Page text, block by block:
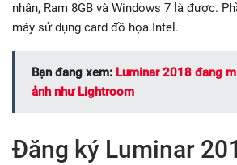
nhân, Ram 8GB và Windows 7 là được.
máy sử dụng card đồ họa Intel.
Bạn đang xem: Luminar 2018 đang
ảnh như Lightroom
Đăng ký Luminar